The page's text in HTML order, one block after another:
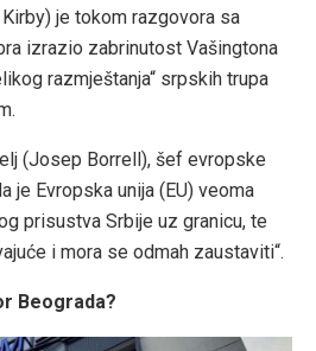
je tokom razgovora sa
izrazio zabrinutost Vašingtona
razmještanja“ srpskih trupa
(Josep Borrell), šef evropske
je Evropska unija (EU) veoma
prisustva Srbije uz granicu, te
i mora se odmah zaustaviti“.
Beograda?